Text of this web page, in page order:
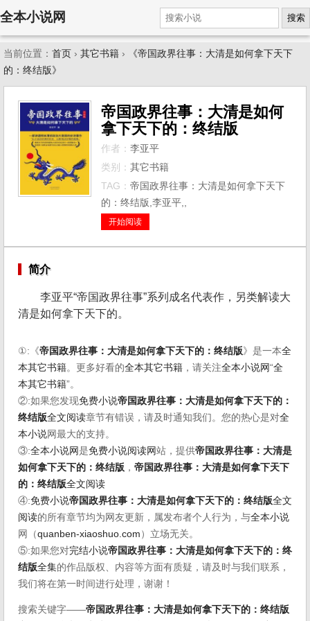
全本小说网 搜索
当前位置： 首页 › 其它书籍 ›
《帝国政界往事：大清是如何拿下天下
的：终结版》
帝国政界往事：大清是如何
拿下天下的：终结版
作者： 李亚平
类别： 其它书籍
TAG： 帝国政界往事：大清是如何拿下天下
的：终结版,李亚平,,
开始阅读
简介
李亚平“帝国政界往事”系列成名代表作，另类解读大
清是如何拿下天下的。
①:《帝国政界往事：大清是如何拿下天下的：终结版》是一本全
本其它书籍。更多好看的全本其它书籍 ，请关注全本小说网“全
本其它书籍”。
②:如果您发现免费小说帝国政界往事：大清是如何拿下天下的：
终结版全文阅读章节有错误，请及时通知我们。您的热心是对全
本小说网最大的支持。
③:全本小说网是免费小说阅读网站，提供帝国政界往事：大清是
如何拿下天下的：终结版 ， 帝国政界往事：大清是如何拿下天下
的：终结版全文阅读
④:免费小说帝国政界往事：大清是如何拿下天下的：终结版全文
阅读的所有章节均为网友更新，属发布者个人行为，与全本小说
网（quanben-xiaoshuo.com ）立场无关。
⑤:如果您对完结小说帝国政界往事：大清是如何拿下天下的：终
结版全集的作品版权、内容等方面有质疑，请及时与我们联系，
我们将在第一时间进行处理，谢谢！
搜索关键字——帝国政界往事：大清是如何拿下天下的：终结版